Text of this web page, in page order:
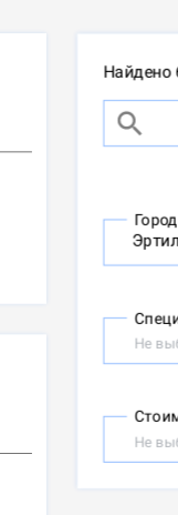
Найдено
Город
Не
Не